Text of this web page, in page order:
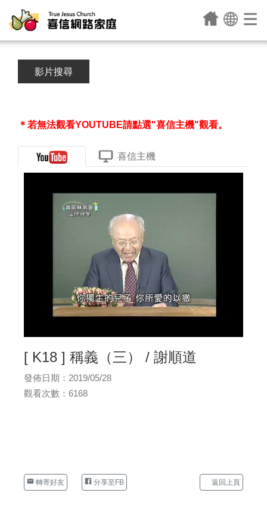
影片搜尋
＊若無法觀看YOUTUBE請點選"喜信主機"觀看。
喜信主機
[ K18 ] 稱義（三） / 謝順道
發佈日期：2019/05/28
觀看次數：6168
轉寄好友 分享至FB 返回上頁